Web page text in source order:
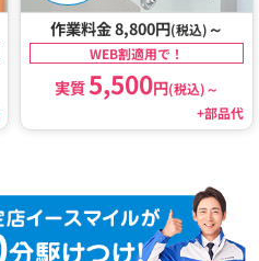
作業料金 8,800円(税込) ～
WEB割適用で！
実質5,500円(税込)～
+部品代